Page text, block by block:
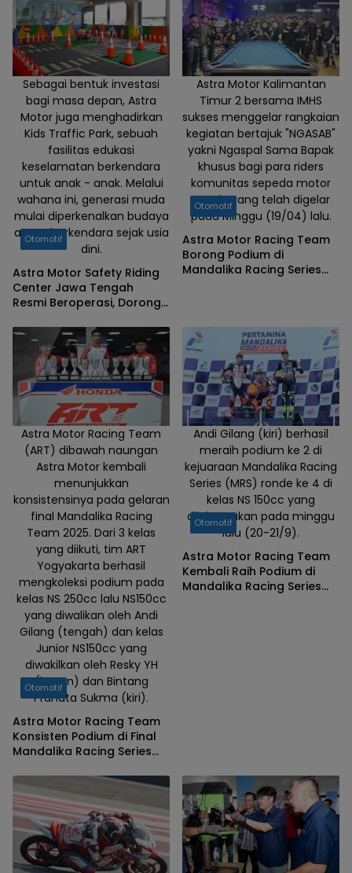
meningkatkan
dan
mengalibrasi
pelayanan para
Front Line
People untuk
melayani
konsumen
dengan
sepenuh hati,
profesional, dan
bersahabat.
Sebagai bentuk investasi
bagi masa depan, Astra
Motor juga menghadirkan
Kids Traffic Park, sebuah
fasilitas edukasi
keselamatan berkendara
untuk anak - anak. Melalui
wahana ini, generasi muda
mulai diperkenalkan budaya
aman berkendara sejak usia
dini.
Otomotif
Astra Motor Safety Riding
Center Jawa Tengah
Resmi Beroperasi, Dorong
Wujudkan Budaya Aman
Berkendara
Astra Motor Kalimantan
Timur 2 bersama IMHS
sukses menggelar rangkaian
kegiatan bertajuk "NGASAB"
yakni Ngaspal Sama Bapak
khusus bagi para riders
komunitas sepeda motor
Honda yang telah digelar
pada Minggu (19/04) lalu.
Otomotif
Astra Motor Racing Team
Borong Podium di
Mandalika Racing Series
Astra Motor Racing Team
(ART) dibawah naungan
Astra Motor kembali
menunjukkan
konsistensinya pada gelaran
final Mandalika Racing
Team 2025. Dari 3 kelas
yang diikuti, tim ART
Yogyakarta berhasil
mengkoleksi podium pada
kelas NS 250cc lalu NS150cc
yang diwalikan oleh Andi
Gilang (tengah) dan kelas
Junior NS150cc yang
diwakilkan oleh Resky YH
(kanan) dan Bintang
Pranata Sukma (kiri).
Otomotif
Astra Motor Racing Team
Konsisten Podium di Final
Mandalika Racing Series
Andi Gilang (kiri) berhasil
meraih podium ke 2 di
kejuaraan Mandalika Racing
Series (MRS) ronde ke 4 di
kelas NS 150cc yang
dilaksanakan pada minggu
lalu (20-21/9).
Otomotif
Astra Motor Racing Team
Kembali Raih Podium di
Mandalika Racing Series